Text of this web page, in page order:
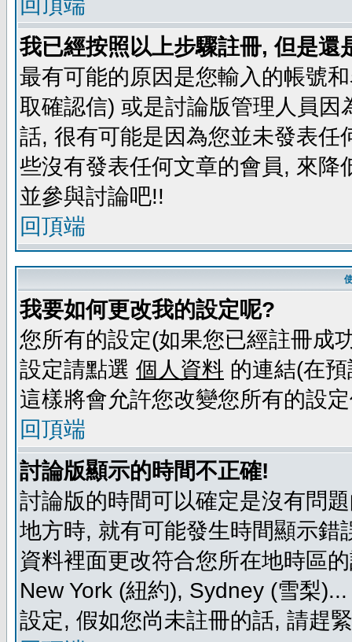
我已經按照以上步驟註冊, 但是還
最有可能的原因是您輸入的帳號
取確認信) 或是討論版管理人員
話, 很有可能是因為您並未發表
些沒有發表任何文章的會員, 來
並參與討論吧!!
回頂端
我要如何更改我的設定呢?
您所有的設定(如果您已經註冊成
設定請點選 個人資料 的連結(在
這樣將會允許您改變您所有的設
回頂端
討論版顯示的時間不正確!
討論版的時間可以確定是沒有問
地方時, 就有可能發生時間顯示
資料裡面更改符合您所在地時區
New York (紐約), Sydney (雪梨
設定, 假如您尚未註冊的話, 請趕